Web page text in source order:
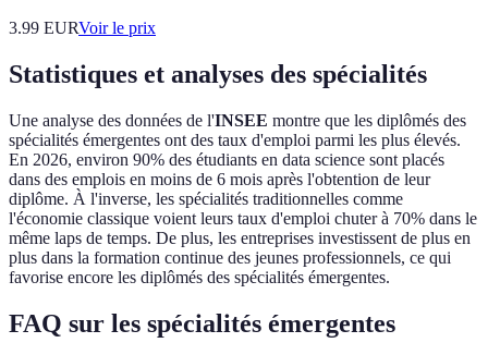
3.99 EURVoir le prix
Statistiques et analyses des spécialités
Une analyse des données de l'INSEE montre que les diplômés des
spécialités émergentes ont des taux d'emploi parmi les plus élevés.
En 2026, environ 90% des étudiants en data science sont placés
dans des emplois en moins de 6 mois après l'obtention de leur
diplôme. À l'inverse, les spécialités traditionnelles comme
l'économie classique voient leurs taux d'emploi chuter à 70% dans le
même laps de temps. De plus, les entreprises investissent de plus en
plus dans la formation continue des jeunes professionnels, ce qui
favorise encore les diplômés des spécialités émergentes.
FAQ sur les spécialités émergentes